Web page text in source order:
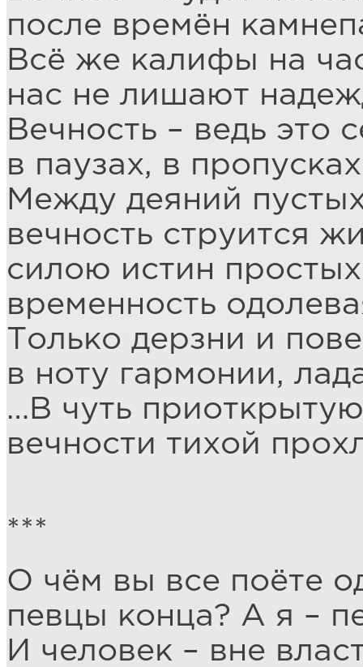
после времён
Всё же калифы на
нас не лишают
Вечность – ведь это
в паузах, в
Между деяний
вечность струится
силою истин простых
временность
Только дерзни и
в ноту гармонии,
…В чуть
вечности тихой
***
О чём вы все поёте
певцы конца? А я –
И человек – вне